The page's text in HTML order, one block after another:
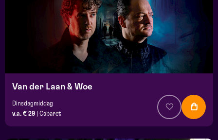
Van der Laan & Woe
Dinsdagmiddag
v.a. € 29
Cabaret